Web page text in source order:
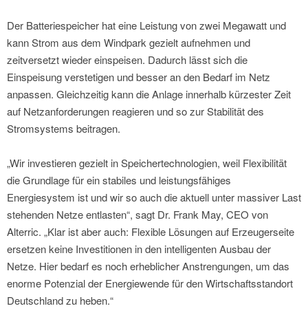
Der Batteriespeicher hat eine Leistung von zwei Megawatt und
kann Strom aus dem Windpark gezielt aufnehmen und
zeitversetzt wieder einspeisen. Dadurch lässt sich die
Einspeisung verstetigen und besser an den Bedarf im Netz
anpassen. Gleichzeitig kann die Anlage innerhalb kürzester Zeit
auf Netzanforderungen reagieren und so zur Stabilität des
Stromsystems beitragen.
„Wir investieren gezielt in Speichertechnologien, weil Flexibilität
die Grundlage für ein stabiles und leistungsfähiges
Energiesystem ist und wir so auch die aktuell unter massiver Last
stehenden Netze entlasten“, sagt Dr. Frank May, CEO von
Alterric. „Klar ist aber auch: Flexible Lösungen auf Erzeugerseite
ersetzen keine Investitionen in den intelligenten Ausbau der
Netze. Hier bedarf es noch erheblicher Anstrengungen, um das
enorme Potenzial der Energiewende für den Wirtschaftsstandort
Deutschland zu heben.“